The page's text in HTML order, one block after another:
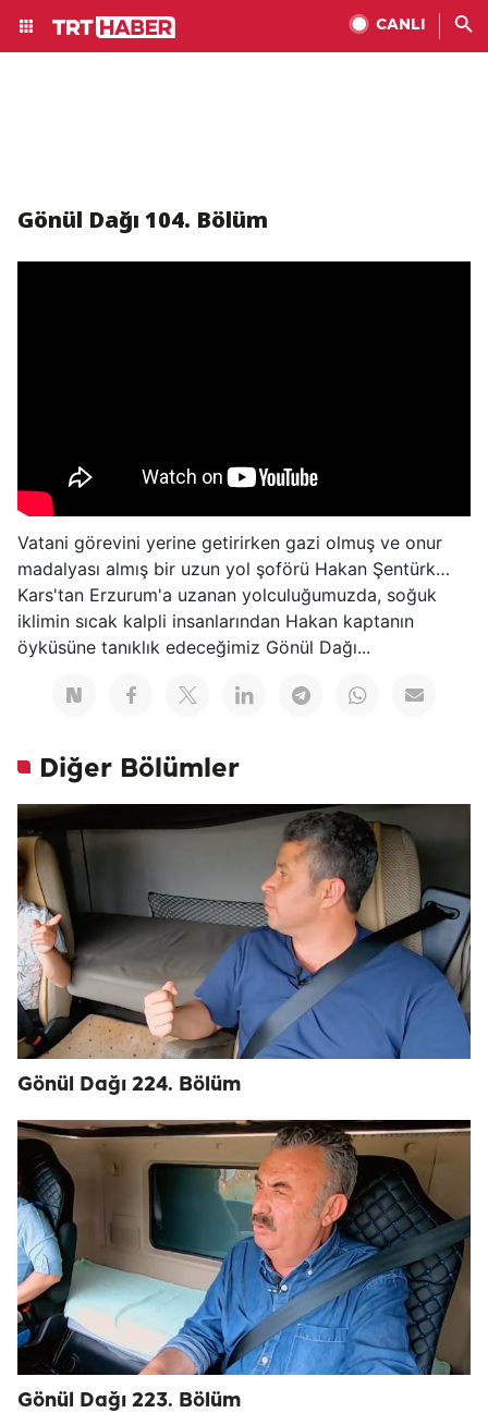
CANLI
Gönül Dağı 104. Bölüm
Vatani görevini yerine getirirken gazi olmuş ve onur
madalyası almış bir uzun yol şoförü Hakan Şentürk…
Kars'tan Erzurum'a uzanan yolculuğumuzda, soğuk
iklimin sıcak kalpli insanlarından Hakan kaptanın
öyküsüne tanıklık edeceğimiz Gönül Dağı...
Diğer Bölümler
Gönül Dağı 224. Bölüm
Gönül Dağı 223. Bölüm